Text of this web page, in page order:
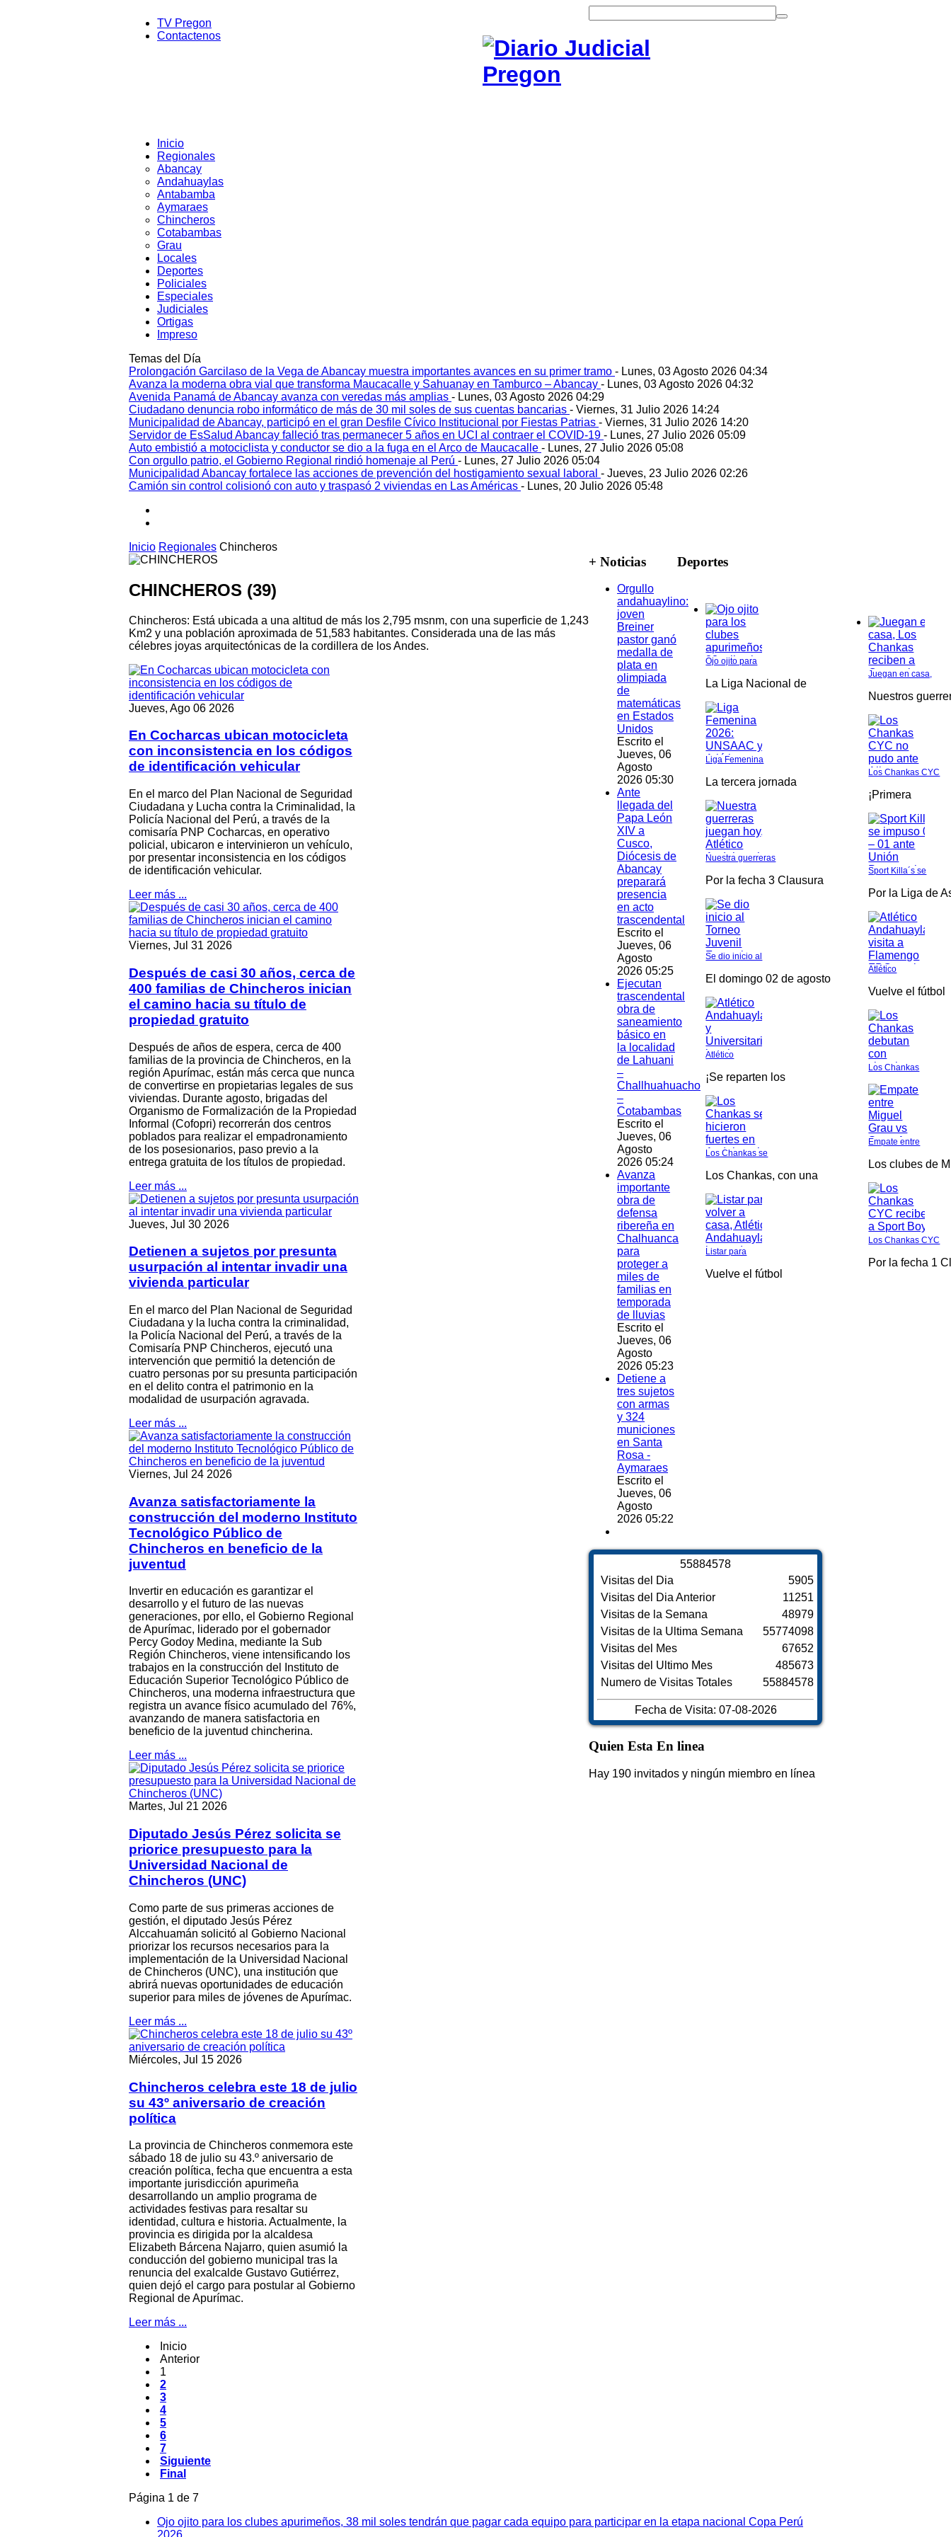
TV Pregon
Contactenos
Inicio
Regionales
Abancay
Andahuaylas
Antabamba
Aymaraes
Chincheros
Cotabambas
Grau
Locales
Deportes
Policiales
Especiales
Judiciales
Ortigas
Impreso
Temas del Día
Prolongación Garcilaso de la Vega de Abancay muestra importantes avances en su primer tramo - Lunes, 03 Agosto 2026 04:34
Avanza la moderna obra vial que transforma Maucacalle y Sahuanay en Tamburco – Abancay - Lunes, 03 Agosto 2026 04:32
Avenida Panamá de Abancay avanza con veredas más amplias - Lunes, 03 Agosto 2026 04:29
Ciudadano denuncia robo informático de más de 30 mil soles de sus cuentas bancarias - Viernes, 31 Julio 2026 14:24
Municipalidad de Abancay, participó en el gran Desfile Cívico Institucional por Fiestas Patrias - Viernes, 31 Julio 2026 14:20
Servidor de EsSalud Abancay falleció tras permanecer 5 años en UCI al contraer el COVID-19 - Lunes, 27 Julio 2026 05:09
Auto embistió a motociclista y conductor se dio a la fuga en el Arco de Maucacalle - Lunes, 27 Julio 2026 05:08
Con orgullo patrio, el Gobierno Regional rindió homenaje al Perú - Lunes, 27 Julio 2026 05:04
Municipalidad Abancay fortalece las acciones de prevención del hostigamiento sexual laboral - Jueves, 23 Julio 2026 02:26
Camión sin control colisionó con auto y traspasó 2 viviendas en Las Américas - Lunes, 20 Julio 2026 05:48
Inicio Regionales Chincheros
CHINCHEROS (39)
Chincheros: Está ubicada a una altitud de más los 2,795 msnm, con una superficie de 1,243
Km2 y una población aproximada de 51,583 habitantes. Considerada una de las más
célebres joyas arquitectónicas de la cordillera de los Andes.
Jueves, Ago 06 2026
En Cocharcas ubican motocicleta
con inconsistencia en los códigos
de identificación vehicular
En el marco del Plan Nacional de Seguridad
Ciudadana y Lucha contra la Criminalidad, la
Policía Nacional del Perú, a través de la
comisaría PNP Cocharcas, en operativo
policial, ubicaron e intervinieron un vehículo,
por presentar inconsistencia en los códigos
de identificación vehicular.
Leer más ...
Viernes, Jul 31 2026
Después de casi 30 años, cerca de
400 familias de Chincheros inician
el camino hacia su título de
propiedad gratuito
Después de años de espera, cerca de 400
familias de la provincia de Chincheros, en la
región Apurímac, están más cerca que nunca
de convertirse en propietarias legales de sus
viviendas. Durante agosto, brigadas del
Organismo de Formalización de la Propiedad
Informal (Cofopri) recorrerán dos centros
poblados para realizar el empadronamiento
de los posesionarios, paso previo a la
entrega gratuita de los títulos de propiedad.
Leer más ...
Jueves, Jul 30 2026
Detienen a sujetos por presunta
usurpación al intentar invadir una
vivienda particular
En el marco del Plan Nacional de Seguridad
Ciudadana y la lucha contra la criminalidad,
la Policía Nacional del Perú, a través de la
Comisaría PNP Chincheros, ejecutó una
intervención que permitió la detención de
cuatro personas por su presunta participación
en el delito contra el patrimonio en la
modalidad de usurpación agravada.
Leer más ...
Viernes, Jul 24 2026
Avanza satisfactoriamente la
construcción del moderno Instituto
Tecnológico Público de
Chincheros en beneficio de la
juventud
Invertir en educación es garantizar el
desarrollo y el futuro de las nuevas
generaciones, por ello, el Gobierno Regional
de Apurímac, liderado por el gobernador
Percy Godoy Medina, mediante la Sub
Región Chincheros, viene intensificando los
trabajos en la construcción del Instituto de
Educación Superior Tecnológico Público de
Chincheros, una moderna infraestructura que
registra un avance físico acumulado del 76%,
avanzando de manera satisfactoria en
beneficio de la juventud chincherina.
Leer más ...
Martes, Jul 21 2026
Diputado Jesús Pérez solicita se
priorice presupuesto para la
Universidad Nacional de
Chincheros (UNC)
Como parte de sus primeras acciones de
gestión, el diputado Jesús Pérez
Alccahuamán solicitó al Gobierno Nacional
priorizar los recursos necesarios para la
implementación de la Universidad Nacional
de Chincheros (UNC), una institución que
abrirá nuevas oportunidades de educación
superior para miles de jóvenes de Apurímac.
Leer más ...
Miércoles, Jul 15 2026
Chincheros celebra este 18 de julio
su 43º aniversario de creación
política
La provincia de Chincheros conmemora este
sábado 18 de julio su 43.º aniversario de
creación política, fecha que encuentra a esta
importante jurisdicción apurimeña
desarrollando un amplio programa de
actividades festivas para resaltar su
identidad, cultura e historia. Actualmente, la
provincia es dirigida por la alcaldesa
Elizabeth Bárcena Najarro, quien asumió la
conducción del gobierno municipal tras la
renuncia del exalcalde Gustavo Gutiérrez,
quien dejó el cargo para postular al Gobierno
Regional de Apurímac.
Leer más ...
Inicio
Anterior
1
2
3
4
5
6
7
Siguiente
Final
Página 1 de 7
+ Noticias
Orgullo
andahuaylino:
joven
Breiner
pastor ganó
medalla de
plata en
olimpiada
de
matemáticas
en Estados
Unidos
Escrito el
Jueves, 06
Agosto
2026 05:30
Ante
llegada del
Papa León
XIV a
Cusco,
Diócesis de
Abancay
preparará
presencia
en acto
trascendental
Escrito el
Jueves, 06
Agosto
2026 05:25
Ejecutan
trascendental
obra de
saneamiento
básico en
la localidad
de Lahuani
–
Challhuahuacho
–
Cotabambas
Escrito el
Jueves, 06
Agosto
2026 05:24
Avanza
importante
obra de
defensa
ribereña en
Chalhuanca
para
proteger a
miles de
familias en
temporada
de lluvias
Escrito el
Jueves, 06
Agosto
2026 05:23
Detiene a
tres sujetos
con armas
y 324
municiones
en Santa
Rosa -
Aymaraes
Escrito el
Jueves, 06
Agosto
2026 05:22
Deportes
Ojo ojito para
La Liga Nacional de
Liga Femenina
La tercera jornada
Nuestra guerreras
Por la fecha 3 Clausura
Se dio inicio al
El domingo 02 de agosto
Atlético
¡Se reparten los
Los Chankas se
Los Chankas, con una
Listar para
Vuelve el fútbol
Juegan en casa,
Nuestros
Los Chankas CYC
¡Primera
Sport Killa´s se
Por la Liga de
Atlético
Vuelve el fútbol
Los Chankas
Empate entre
Los clubes de
Los Chankas CYC
Por la fecha 1
55884578
Visitas del Dia
Visitas del Dia Anterior
Visitas de la Semana
Visitas de la Ultima Semana
Visitas del Mes
Visitas del Ultimo Mes
Numero de Visitas Totales
5905
11251
48979
55774098
67652
485673
55884578
Fecha de Visita: 07-08-2026
Quien Esta En linea
Hay 190 invitados y ningún miembro en línea
Ojo ojito para los clubes apurimeños, 38 mil soles tendrán que pagar cada equipo para participar en la etapa nacional Copa Perú